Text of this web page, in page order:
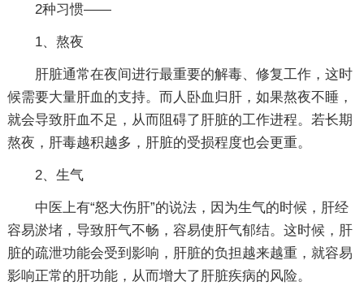
2种习惯——
1、熬夜
肝脏通常在夜间进行最重要的解毒、修复工作，这时
候需要大量肝血的支持。而人卧血归肝，如果熬夜不睡，
就会导致肝血不足，从而阻碍了肝脏的工作进程。若长期
熬夜，肝毒越积越多，肝脏的受损程度也会更重。
2、生气
中医上有“怒大伤肝”的说法，因为生气的时候，肝经
容易淤堵，导致肝气不畅，容易使肝气郁结。这时候，肝
脏的疏泄功能会受到影响，肝脏的负担越来越重，就容易
影响正常的肝功能，从而增大了肝脏疾病的风险。